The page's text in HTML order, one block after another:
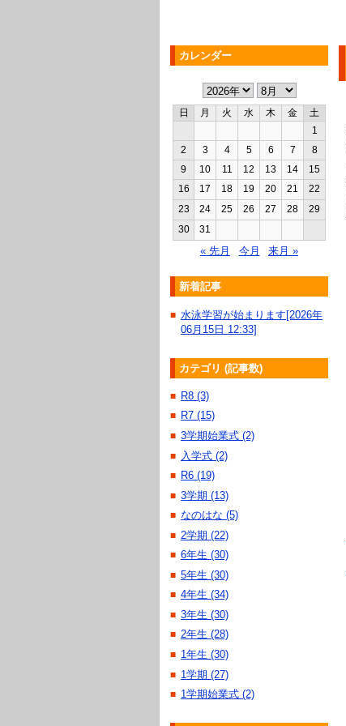
カレンダー
日 月 火 水 木 金
土
1
2
3 4 5 6 7
8
9
10 11 12 13 14
15
16
17 18 19 20 21
22
23
24 25 26 27 28
29
30
31
« 先月 今月 来月 »
新着記事
■ 水泳学習が始まります[2026年
06月15日 12:33]
カテゴリ (記事数)
■ R8 (3)
■ R7 (15)
■ 3学期始業式 (2)
■ 入学式 (2)
■ R6 (19)
■ 3学期 (13)
■ なのはな (5)
■ 2学期 (22)
■ 6年生 (30)
■ 5年生 (30)
■ 4年生 (34)
■ 3年生 (30)
■ 2年生 (28)
■ 1年生 (30)
■ 1学期 (27)
■ 1学期始業式 (2)